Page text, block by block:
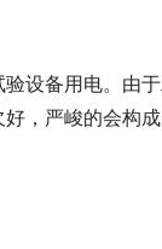
设备用电。由
，严峻的会构